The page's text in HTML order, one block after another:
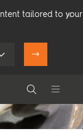
tailored to your
Search
Search